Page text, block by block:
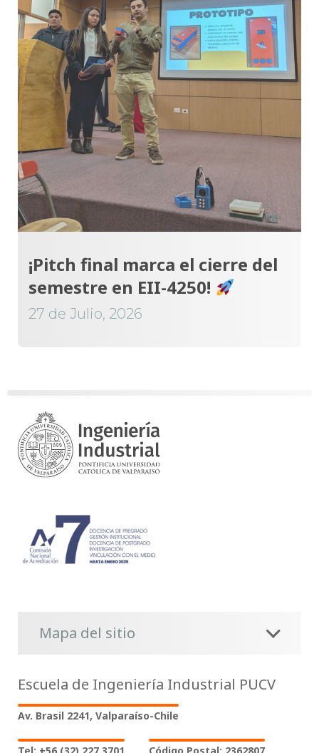
¡Pitch final marca el cierre del
semestre en EII-4250!
27 de Julio, 2026
Mapa del sitio
Escuela de Ingeniería Industrial PUCV
Av. Brasil 2241, Valparaíso-Chile
Tel: +56 (32) 227 3701 Código Postal: 2362807